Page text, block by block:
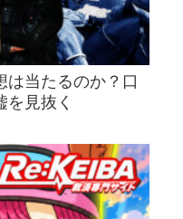
は当たるのか？口
を見抜く